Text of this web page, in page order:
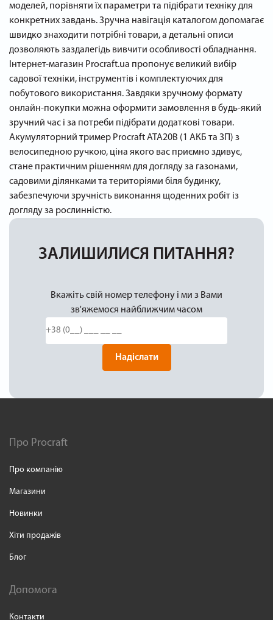
моделей, порівняти їх параметри та підібрати техніку для
конкретних завдань. Зручна навігація каталогом допомагає
швидко знаходити потрібні товари, а детальні описи
дозволяють заздалегідь вивчити особливості обладнання.
Інтернет-магазин Procraft.ua пропонує великий вибір
садової техніки, інструментів і комплектуючих для
побутового використання. Завдяки зручному формату
онлайн-покупки можна оформити замовлення в будь-який
зручний час і за потреби підібрати додаткові товари.
Акумуляторний тример Procraft ATA20B (1 АКБ та ЗП) з
велосипедною ручкою, ціна якого вас приємно здивує,
стане практичним рішенням для догляду за газонами,
садовими ділянками та територіями біля будинку,
забезпечуючи зручність виконання щоденних робіт із
догляду за рослинністю.
ЗАЛИШИЛИСЯ ПИТАННЯ?
Вкажіть свій номер телефону і ми з Вами
зв'яжемося найближчим часом
Надіслати
Про Procraft
Про компанію
Магазини
Новинки
Хіти продажів
Блог
Допомога
Контакти